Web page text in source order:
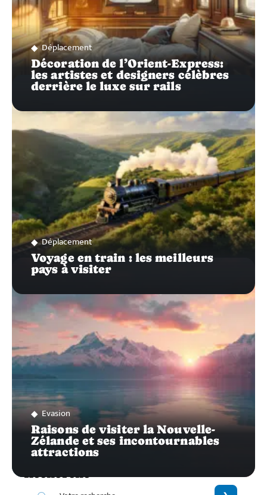
Déplacement
Décoration de l’Orient-Express:
les artistes et designers célèbres
derrière le luxe sur rails
Déplacement
Voyage en train : les meilleurs
pays à visiter
Evasion
Raisons de visiter la Nouvelle-
Zélande et ses incontournables
attractions
Recherche